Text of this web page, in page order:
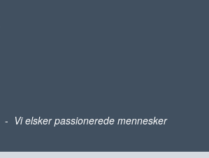
- Vi elsker passionerede mennesker